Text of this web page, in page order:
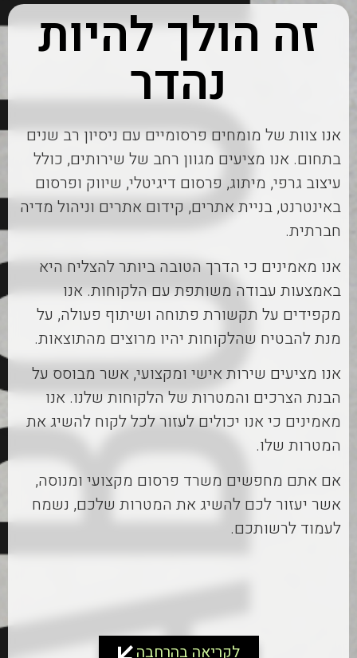
זה הולך להיות
נהדר
אנו צוות של מומחים פרסומיים עם ניסיון רב שנים
בתחום. אנו מציעים מגוון רחב של שירותים, כולל
עיצוב גרפי, מיתוג, פרסום דיגיטלי, שיווק ופרסום
באינטרנט, בניית אתרים, קידום אתרים וניהול מדיה
חברתית.
אנו מאמינים כי הדרך הטובה ביותר להצליח היא
באמצעות עבודה משותפת עם הלקוחות. אנו
מקפידים על תקשורת פתוחה ושיתוף פעולה, על
מנת להבטיח שהלקוחות יהיו מרוצים מהתוצאות.
אנו מציעים שירות אישי ומקצועי, אשר מבוסס על
הבנת הצרכים והמטרות של הלקוחות שלנו. אנו
מאמינים כי אנו יכולים לעזור לכל לקוח להשיג את
המטרות שלו.
אם אתם מחפשים משרד פרסום מקצועי ומנוסה,
אשר יעזור לכם להשיג את המטרות שלכם, נשמח
לעמוד לרשותכם.
לקריאה בהרחבה